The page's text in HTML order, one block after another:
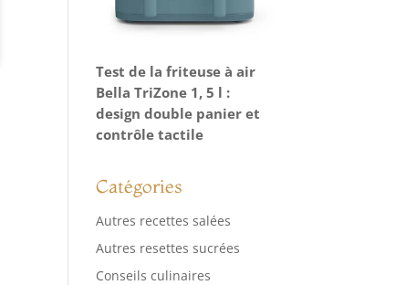
Test de la friteuse à air
Bella TriZone 1, 5 l :
design double panier et
contrôle tactile
Catégories
Autres recettes salées
Autres resettes sucrées
Conseils culinaires